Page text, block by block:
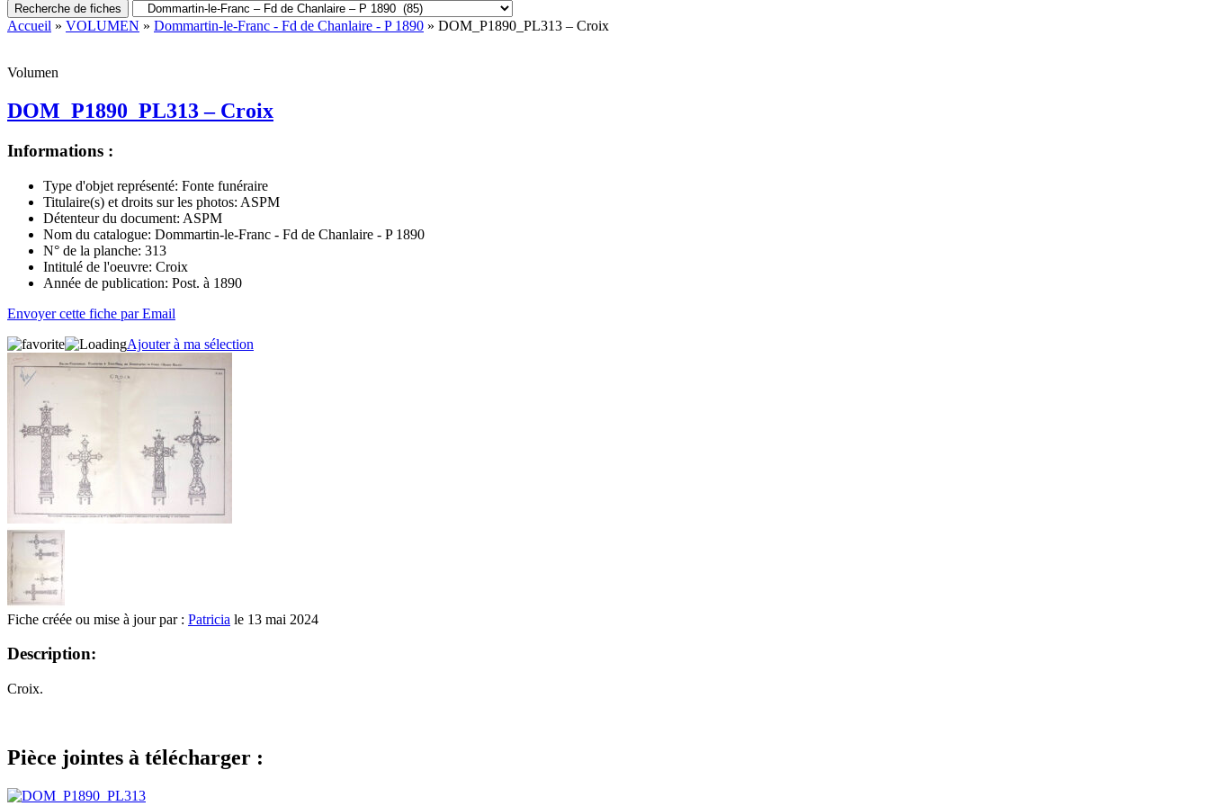
Recherche de fiches
Accueil » VOLUMEN » Dommartin-le-Franc - Fd de Chanlaire - P 1890 » DOM_P1890_PL313 – Croix
Volumen
DOM_P1890_PL313 – Croix
Informations :
Type d'objet représenté: Fonte funéraire
Titulaire(s) et droits sur les photos: ASPM
Détenteur du document: ASPM
Nom du catalogue: Dommartin-le-Franc - Fd de Chanlaire - P 1890
N° de la planche: 313
Intitulé de l'oeuvre: Croix
Année de publication: Post. à 1890
Envoyer cette fiche par Email
Ajouter à ma sélection
Fiche créée ou mise à jour par : Patricia le 13 mai 2024
Description:
Croix.
Pièce jointes à télécharger :